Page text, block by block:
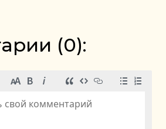
(0):